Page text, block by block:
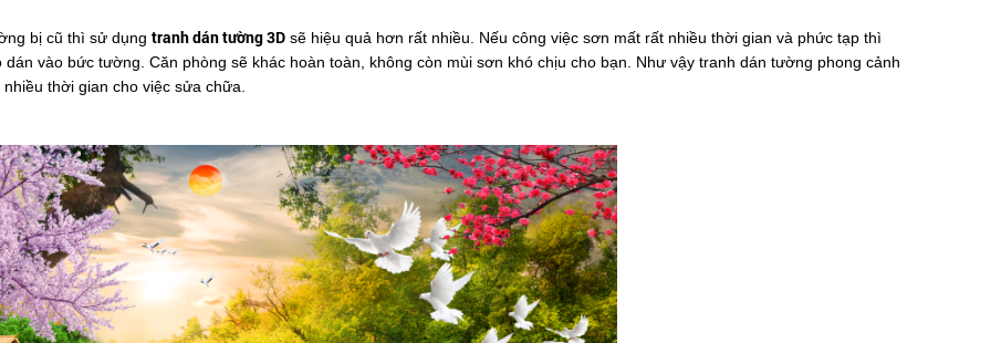
bị cũ thì sử dụng tranh dán tường 3D sẽ hiệu quả hơn rất nhiều. Nếu công việc sơn mất rất nhiều thời gian và phức tạp thì
vào bức tường. Căn phòng sẽ khác hoàn toàn, không còn mùi sơn khó chịu cho bạn. Như vậy tranh dán tường phong cảnh
thời gian cho việc sửa chữa.